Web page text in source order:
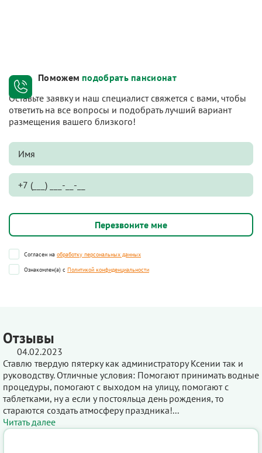
Поможем подобрать пансионат
Оставьте заявку и наш специалист свяжется с вами, чтобы
ответить на все вопросы и подобрать лучший вариант
размещения вашего близкого!
Согласен на обработку персональных данных
Ознакомлен(а) с Политикой конфиденциальности
Отзывы
04.02.2023
Ставлю твердую пятерку как администратору Ксении так и
руководству. Отличные условия: Помогают принимать водные
процедуры, помогают с выходом на улицу, помогают с
таблетками, ну а если у постояльца день рождения, то
стараются создать атмосферу праздника!...
Читать далее